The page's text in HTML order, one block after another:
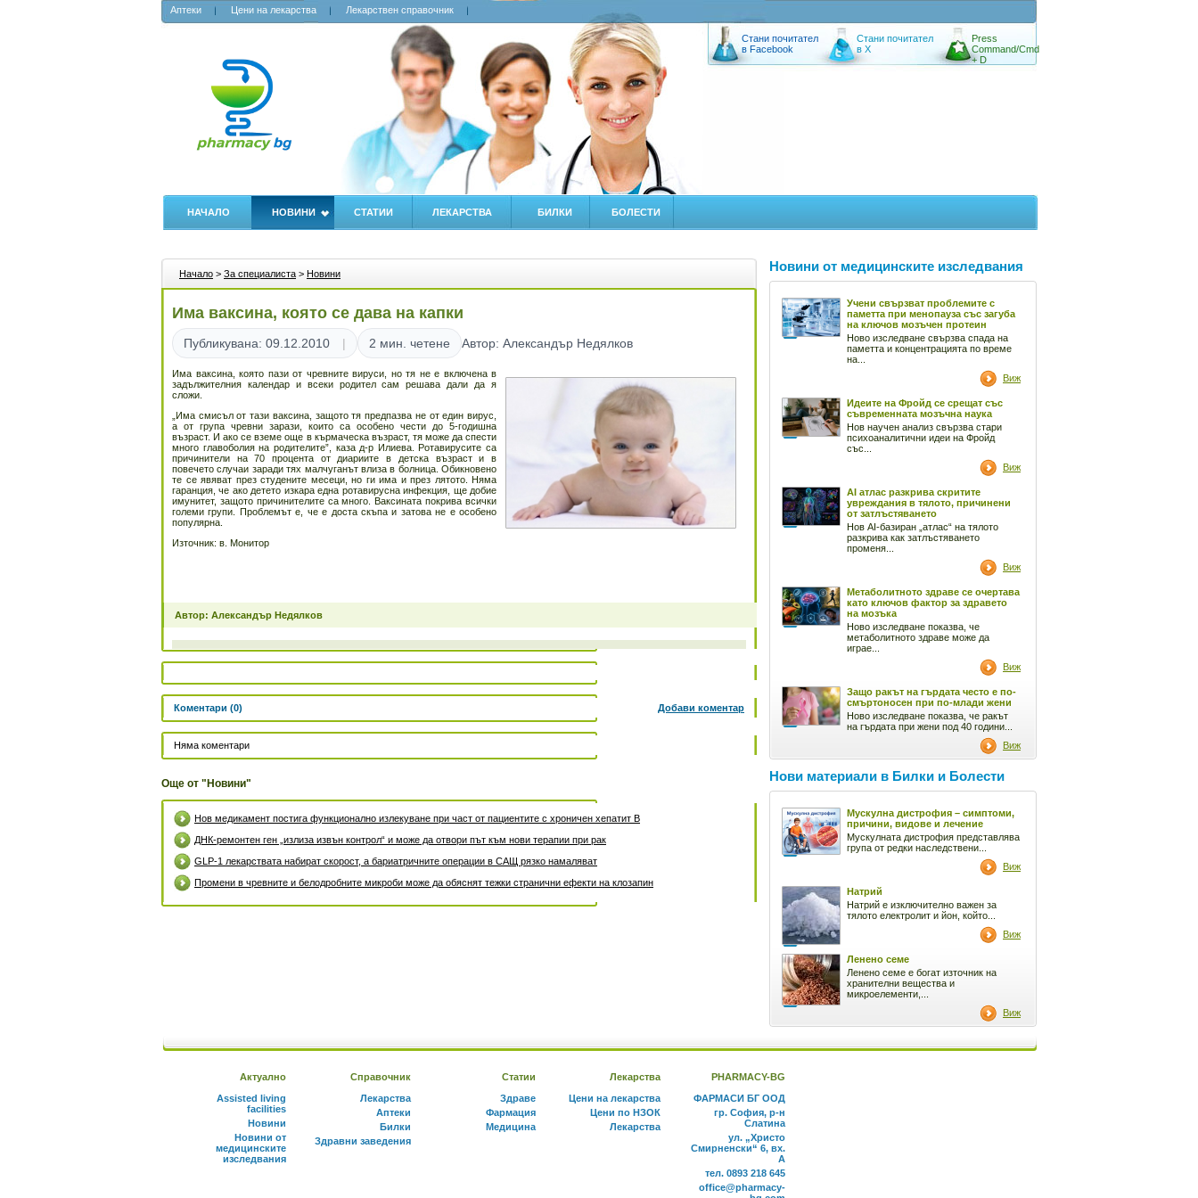
Аптеки Цени на лекарства Лекарствен справочник
Стани почитател
в Facebook
Стани почитател
в X
Press
Command/Cmd
+ D
НАЧАЛО НОВИНИ СТАТИИ ЛЕКАРСТВА БИЛКИ БОЛЕСТИ
Начало > За специалиста > Новини
Има ваксина, която се дава на капки
Публикувана: 09.12.2010 2 мин. четене Автор: Александър Недялков
Има ваксина, която пази от чревните вируси, но тя не е включена в
задължителния календар и всеки родител сам решава дали да я
сложи.
„Има смисъл от тази ваксина, защото тя предпазва не от един вирус,
а от група чревни зарази, които са особено чести до 5-годишна
възраст. И ако се вземе още в кърмаческа възраст, тя може да спести
много главоболия на родителите”, каза д-р Илиева. Ротавирусите са
причинители на 70 процента от диариите в детска възраст и в
повечето случаи заради тях малчуганът влиза в болница. Обикновено
те се явяват през студените месеци, но ги има и през лятото. Няма
гаранция, че ако детето изкара една ротавирусна инфекция, ще добие
имунитет, защото причинителите са много. Ваксината покрива всички
големи групи. Проблемът е, че е доста скъпа и затова не е особено
популярна.
Източник: в. Монитор
Автор: Александър Недялков
Коментари (0) Добави коментар
Няма коментари
Още от "Новини"
Нов медикамент постига функционално излекуване при част от пациентите с хроничен хепатит B
ДНК-ремонтен ген „излиза извън контрол“ и може да отвори път към нови терапии при рак
GLP-1 лекарствата набират скорост, а бариатричните операции в САЩ рязко намаляват
Промени в чревните и белодробните микроби може да обяснят тежки странични ефекти на клозапин
Новини от медицинските изследвания
Учени свързват проблемите с
паметта при менопауза със загуба
на ключов мозъчен протеин
Ново изследване свързва спада на
паметта и концентрацията по време
на...
Виж
Идеите на Фройд се срещат със
съвременната мозъчна наука
Нов научен анализ свързва стари
психоаналитични идеи на Фройд
със...
Виж
AI атлас разкрива скритите
увреждания в тялото, причинени
от затлъстяването
Нов AI-базиран „атлас“ на тялото
разкрива как затлъстяването
променя...
Виж
Метаболитното здраве се очертава
като ключов фактор за здравето
на мозъка
Ново изследване показва, че
метаболитното здраве може да
играе...
Виж
Защо ракът на гърдата често е по-
смъртоносен при по-млади жени
Ново изследване показва, че ракът
на гърдата при жени под 40 години...
Виж
Нови материали в Билки и Болести
Мускулна дистрофия – симптоми,
причини, видове и лечение
Мускулната дистрофия представлява
група от редки наследствени...
Виж
Натрий
Натрий е изключително важен за
тялото електролит и йон, който...
Виж
Ленено семе
Ленено семе е богат източник на
хранителни вещества и
микроелементи,...
Виж
Актуално
Assisted living
facilities
Новини
Новини от
медицинските
изследвания
Справочник
Лекарства
Аптеки
Билки
Здравни заведения
Статии
Здраве
Фармация
Медицина
Лекарства
Цени на лекарства
Цени по НЗОК
Лекарства
PHARMACY-BG
ФАРМАСИ БГ ООД
гр. София, р-н
Слатина
ул. „Христо
Смирненски“ 6, вх.
А
тел. 0893 218 645
office@pharmacy-